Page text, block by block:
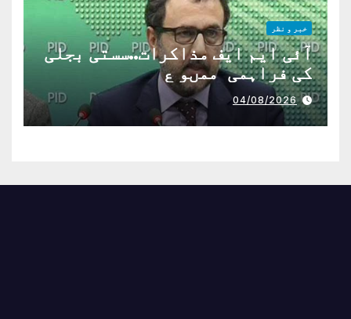
خبر و نظر
آئی ایم ایف مذاکرات..سستی بجلی
کی فراہمی ممںو ع
04/08/2026